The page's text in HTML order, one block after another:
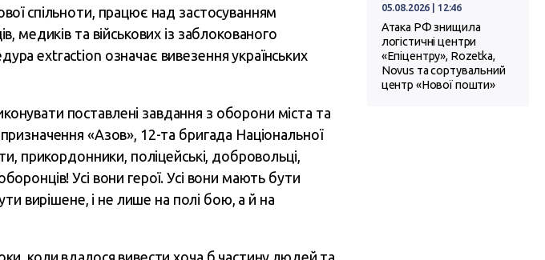
спільноти, працює над застосуванням
медиків та військових із заблокованого
extraction означає вивезення українських
поставлені завдання з оборони міста та
«Азов», 12-та бригада Національної
прикордонники, поліцейські, добровольці,
Усі вони герої. Усі вони мають бути
вирішене, і не лише на полі бою, а й на
коли вдалося вивести хоча б частину людей та
05.08.2026 | 12:46
Атака РФ знищила
логістичні центри
«Епіцентру», Rozetka,
Novus та сортувальний
центр «Нової пошти»